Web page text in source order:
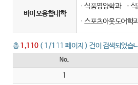
바이오융합대학
식품영양학과
스포츠아웃도어학
총1,110( 1/111 페이지 ) 건이 검색되었습
No.
1